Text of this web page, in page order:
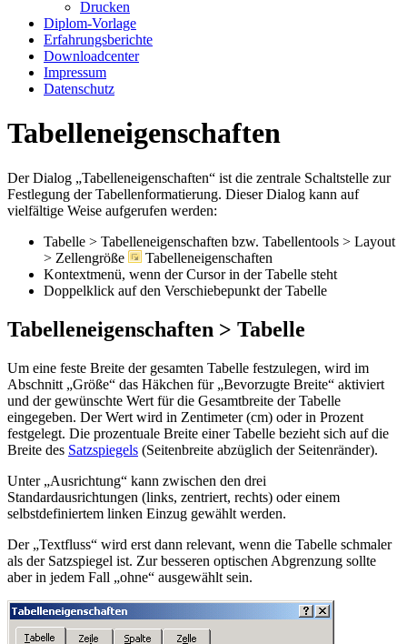
Drucken
Diplom-Vorlage
Erfahrungsberichte
Downloadcenter
Impressum
Datenschutz
Tabelleneigenschaften
Der Dialog „Tabelleneigenschaften“ ist die zentrale Schaltstelle zur
Festlegung der Tabellenformatierung. Dieser Dialog kann auf
vielfältige Weise aufgerufen werden:
Tabelle > Tabelleneigenschaften bzw. Tabellentools > Layout
> Zellengröße
Tabelleneigenschaften
Kontextmenü, wenn der Cursor in der Tabelle steht
Doppelklick auf den Verschiebepunkt der Tabelle
Tabelleneigenschaften > Tabelle
Um eine feste Breite der gesamten Tabelle festzulegen, wird im
Abschnitt „Größe“ das Häkchen für „Bevorzugte Breite“ aktiviert
und der gewünschte Wert für die Gesamtbreite der Tabelle
eingegeben. Der Wert wird in Zentimeter (cm) oder in Prozent
festgelegt. Die prozentuale Breite einer Tabelle bezieht sich auf die
Breite des Satzspiegels (Seitenbreite abzüglich der Seitenränder).
Unter „Ausrichtung“ kann zwischen den drei
Standardausrichtungen (links, zentriert, rechts) oder einem
selbstdefiniertem linken Einzug gewählt werden.
Der „Textfluss“ wird erst dann relevant, wenn die Tabelle schmaler
als der Satzspiegel ist. Zur besseren optischen Abgrenzung sollte
aber in jedem Fall „ohne“ ausgewählt sein.